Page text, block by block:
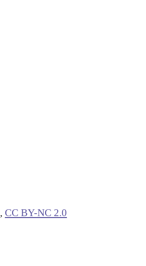
, CC BY-NC 2.0